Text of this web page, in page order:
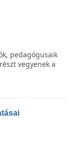
pedagógusaik
vegyenek a